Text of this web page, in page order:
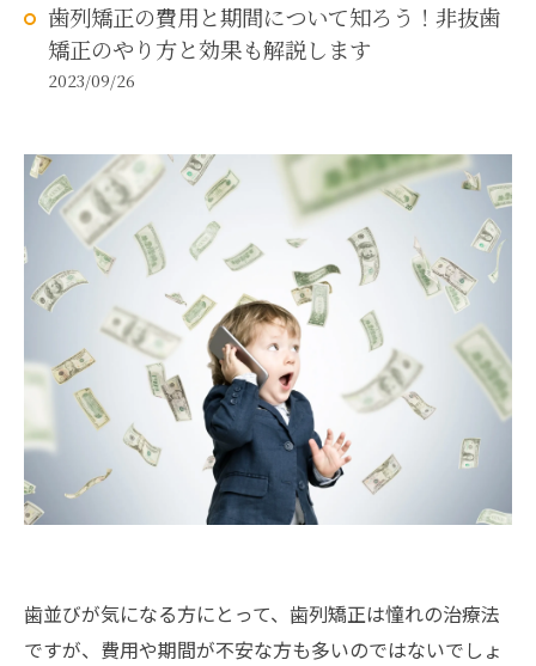
歯列矯正の費用と期間について知ろう！非抜歯
矯正のやり方と効果も解説します
2023/09/26
歯並びが気になる方にとって、歯列矯正は憧れの治療法
ですが、費用や期間が不安な方も多いのではないでしょ